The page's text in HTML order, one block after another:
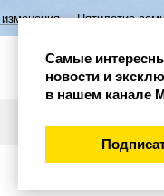
семьи в
Самые
новости и
в нашем канале